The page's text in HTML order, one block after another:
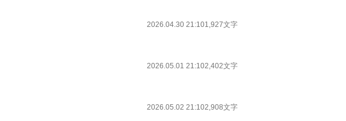
2026.04.30 21:101,927文字
2026.05.01 21:102,402文字
2026.05.02 21:102,908文字